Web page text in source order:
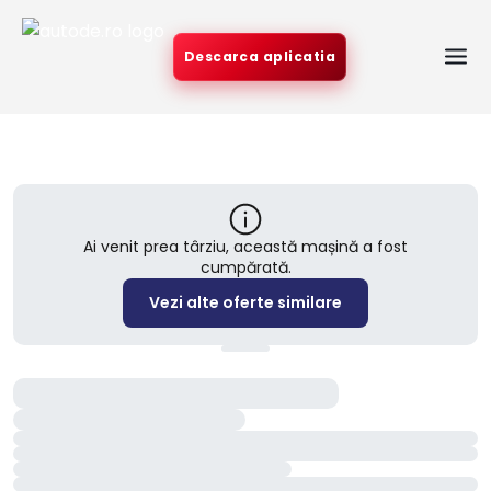
Descarca aplicatia
Ai venit prea târziu, această mașină a fost
cumpărată.
Vezi alte oferte similare